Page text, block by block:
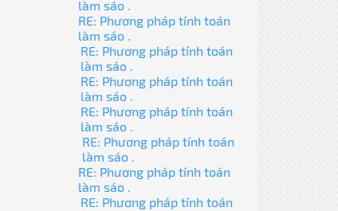
làm sáo .
RE: Phương pháp tính toán
làm sáo .
RE: Phương pháp tính toán
làm sáo .
RE: Phương pháp tính toán
làm sáo .
RE: Phương pháp tính toán
làm sáo .
RE: Phương pháp tính toán
làm sáo .
RE: Phương pháp tính toán
làm sáo .
RE: Phương pháp tính toán